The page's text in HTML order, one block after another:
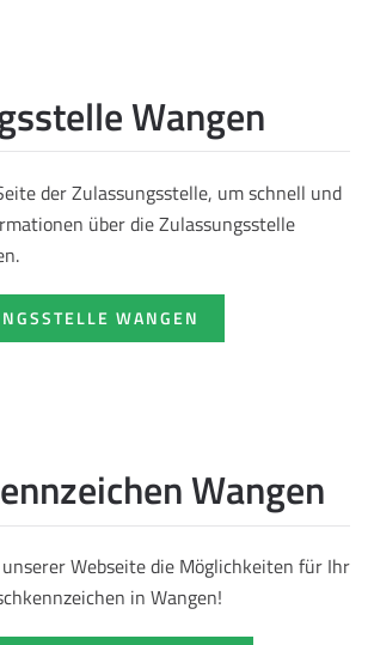
Wangen
der Zulassungsstelle, um schnell und
über die Zulassungsstelle
WANGEN
Wangen
Webseite die Möglichkeiten für Ihr
in Wangen!